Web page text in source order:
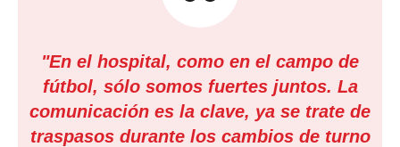
"En el hospital, como en el campo de
fútbol, sólo somos fuertes juntos. La
comunicación es la clave, ya se trate de
traspasos durante los cambios de turno